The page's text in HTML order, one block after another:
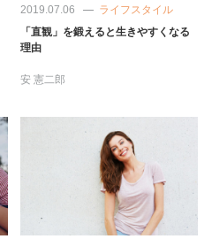
2019.07.06
ライフスタイル
「直観」を鍛えると生きやすくなる
理由
安 憲二郎